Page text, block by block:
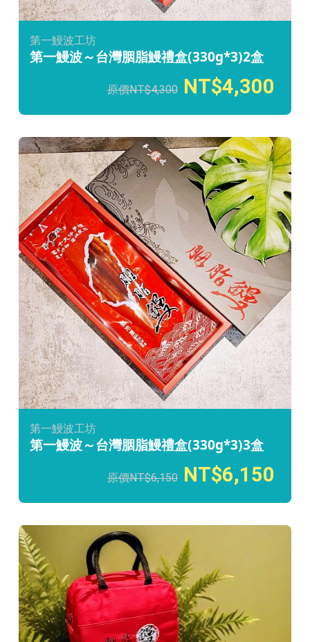
第一鰻波工坊
第一鰻波～台灣胭脂鰻禮盒(330g*3)2盒
4,300 4,300
第一鰻波工坊
第一鰻波～台灣胭脂鰻禮盒(330g*3)3盒
6,150 6,150